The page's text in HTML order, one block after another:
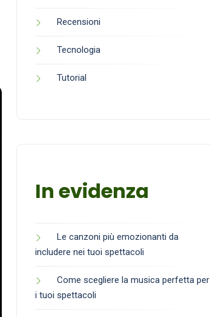
Recensioni
Tecnologia
Tutorial
In evidenza
Le canzoni più emozionanti da
includere nei tuoi spettacoli
Come scegliere la musica perfetta per
i tuoi spettacoli